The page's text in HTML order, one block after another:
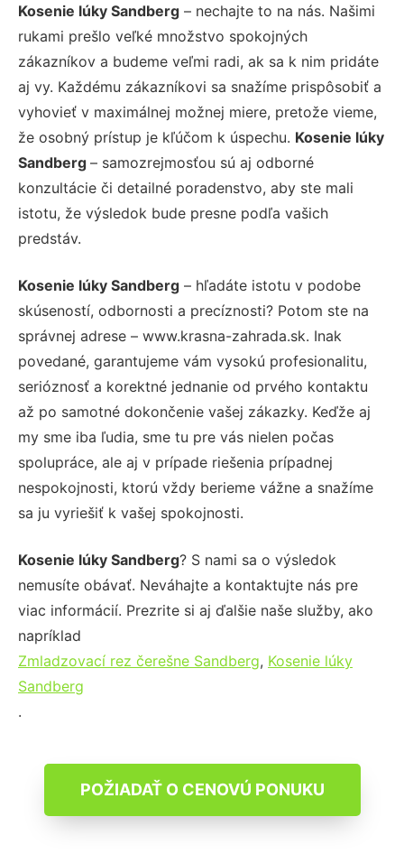
Kosenie lúky Sandberg – nechajte to na nás. Našimi
rukami prešlo veľké množstvo spokojných
zákazníkov a budeme veľmi radi, ak sa k nim pridáte
aj vy. Každému zákazníkovi sa snažíme prispôsobiť a
vyhovieť v maximálnej možnej miere, pretože vieme,
že osobný prístup je kľúčom k úspechu. Kosenie lúky
Sandberg – samozrejmosťou sú aj odborné
konzultácie či detailné poradenstvo, aby ste mali
istotu, že výsledok bude presne podľa vašich
predstáv.
Kosenie lúky Sandberg – hľadáte istotu v podobe
skúseností, odbornosti a precíznosti? Potom ste na
správnej adrese – www.krasna-zahrada.sk. Inak
povedané, garantujeme vám vysokú profesionalitu,
serióznosť a korektné jednanie od prvého kontaktu
až po samotné dokončenie vašej zákazky. Keďže aj
my sme iba ľudia, sme tu pre vás nielen počas
spolupráce, ale aj v prípade riešenia prípadnej
nespokojnosti, ktorú vždy berieme vážne a snažíme
sa ju vyriešiť k vašej spokojnosti.
Kosenie lúky Sandberg? S nami sa o výsledok
nemusíte obávať. Neváhajte a kontaktujte nás pre
viac informácií. Prezrite si aj ďalšie naše služby, ako
napríklad
Zmladzovací rez čerešne Sandberg, Kosenie lúky
Sandberg
.
POŽIADAŤ O CENOVÚ PONUKU